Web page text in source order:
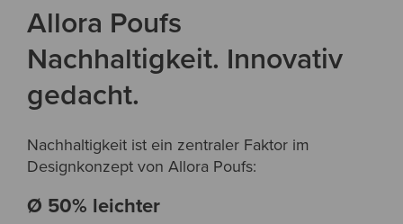
Allora Poufs
Nachhaltigkeit. Innovativ
gedacht.
Nachhaltigkeit ist ein zentraler Faktor im
Designkonzept von Allora Poufs:
Ø 50% leichter